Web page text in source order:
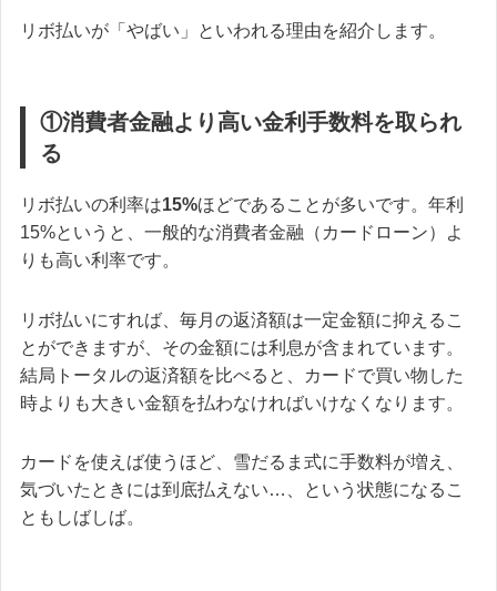
リボ払いが「やばい」といわれる理由を紹介します。
①消費者金融より高い金利手数料を取られ
る
リボ払いの利率は15%ほどであることが多いです。年利
15%というと、一般的な消費者金融（カードローン）よ
りも高い利率です。
リボ払いにすれば、毎月の返済額は一定金額に抑えるこ
とができますが、その金額には利息が含まれています。
結局トータルの返済額を比べると、カードで買い物した
時よりも大きい金額を払わなければいけなくなります。
カードを使えば使うほど、雪だるま式に手数料が増え 、
気づいたときには到底払えない…、という状態になるこ
ともしばしば。